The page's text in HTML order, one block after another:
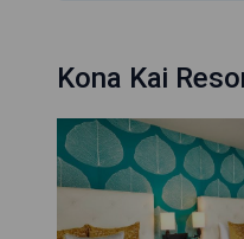
Kona Kai